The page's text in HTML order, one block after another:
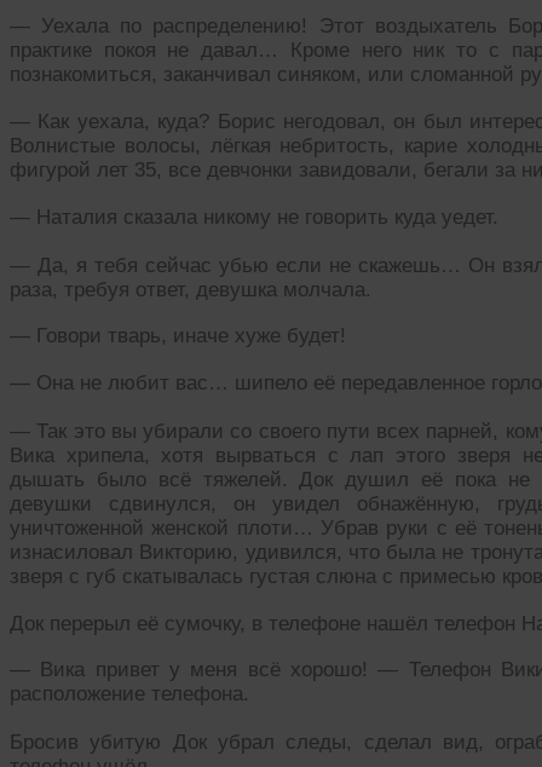
— Уехала по распределению! Этот воздыхатель
практике покоя не давал… Кроме него ник то с
познакомиться, заканчивал синяком, или сломанной
— Как уехала, куда? Борис негодовал, он был
Волнистые волосы, лёгкая небритость, карие
фигурой лет 35, все девчонки завидовали, бегали за
— Наталия сказала никому не говорить куда уедет.
— Да, я тебя сейчас убью если не скажешь… Он
раза, требуя ответ, девушка молчала.
— Говори тварь, иначе хуже будет!
— Она не любит вас… шипело её передавленное
— Так это вы убирали со своего пути всех парней,
Вика хрипела, хотя вырваться с лап этого зверя
дышать было всё тяжелей. Док душил её пока не
девушки сдвинулся, он увидел обнажённую,
уничтоженной женской плоти… Убрав руки с её
изнасиловал Викторию, удивился, что была не
зверя с губ скатывалась густая слюна с примесью
Док перерыл её сумочку, в телефоне нашёл телефон
— Вика привет у меня всё хорошо! — Телефон
расположение телефона.
Бросив убитую Док убрал следы, сделал вид,